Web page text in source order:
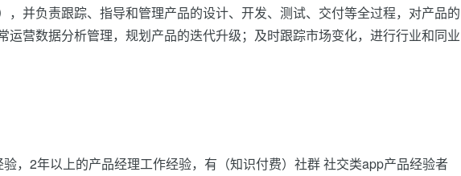
，并负责跟踪、指导和管理产品的设计、开发、测试、交付等全过程，对产品的
运营数据分析管理，规划产品的迭代升级；及时跟踪市场变化，进行行业和同业
，2年以上的产品经理工作经验，有（知识付费）社群 社交类app产品经验者